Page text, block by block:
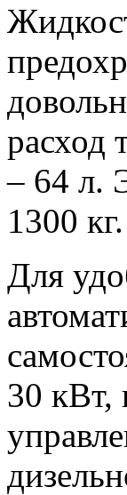
расход
– 64 л.
1300 кг.
Для
30 кВт,